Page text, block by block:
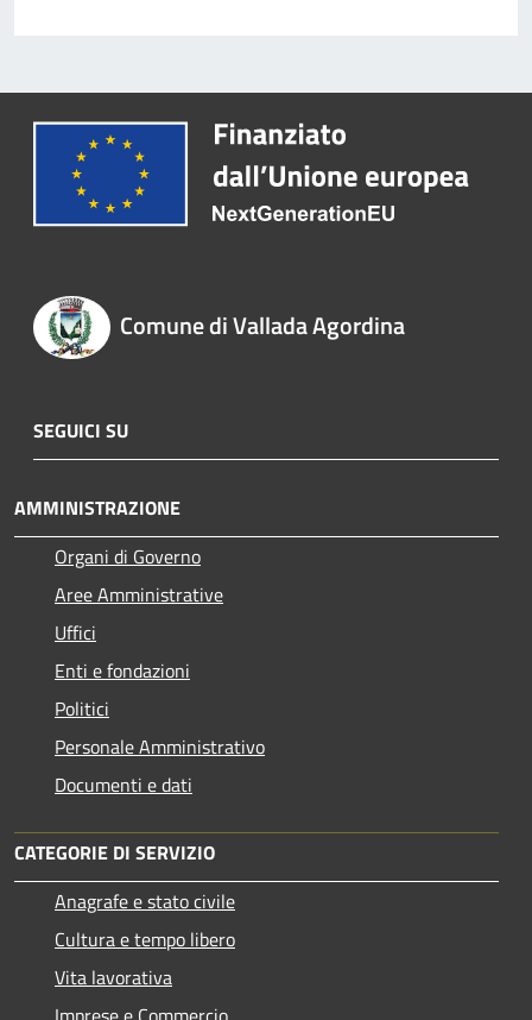
Comune di Vallada Agordina
SEGUICI SU
AMMINISTRAZIONE
Organi di Governo
Aree Amministrative
Uffici
Enti e fondazioni
Politici
Personale Amministrativo
Documenti e dati
CATEGORIE DI SERVIZIO
Anagrafe e stato civile
Cultura e tempo libero
Vita lavorativa